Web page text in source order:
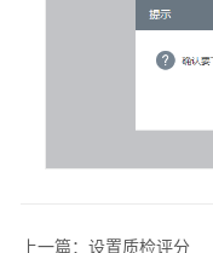
上一篇：设置质检评分